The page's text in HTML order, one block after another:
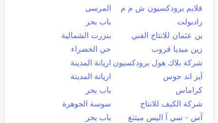
فلايم برودكسيون ش م م
المرسى
رادبولت
باب بحر
بن عثمان للانتاج الفني
بنزرت الشمالية
زين ميديا قروب
حي الخضراء
شركة بلاك هول برودكسيون اريانة المدينة
آيز اند جوس
اريانة المدينة
كراماس
باب بحر
شركة الكيف للانتاج
سوسة الجوهرة
آس - سي آ اليس ميتنغ
باب بحر